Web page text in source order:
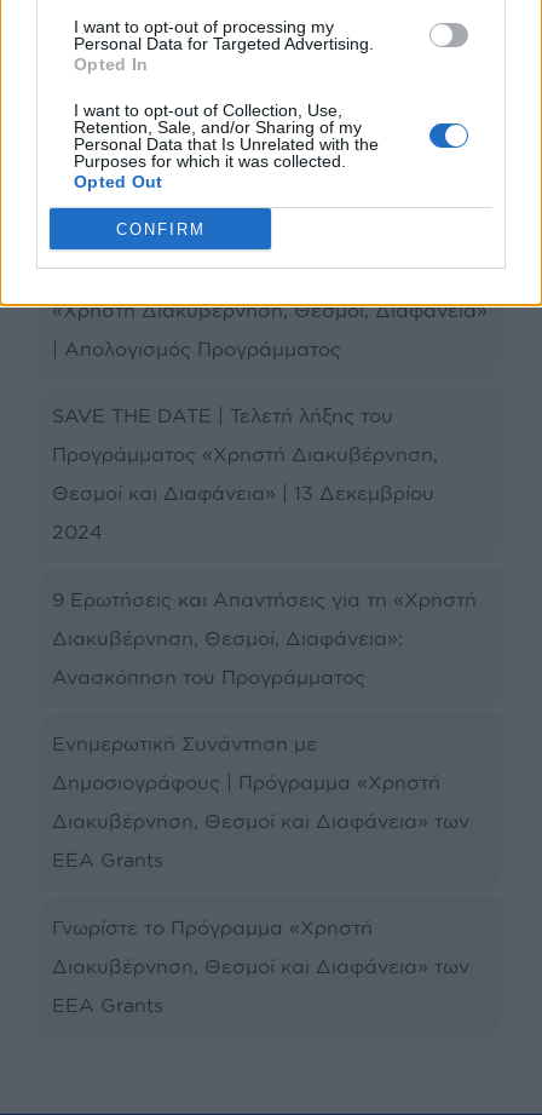
I want to opt-out of processing my
Personal Data for Targeted Advertising.
Opted In
I want to opt-out of Collection, Use,
Retention, Sale, and/or Sharing of my
Personal Data that Is Unrelated with the
Purposes for which it was collected.
Opted Out
CONFIRM
Περισσότερα
Βιβλιοθήκη EEA Grants
Τελευταία Νέα
«Χρηστή Διακυβέρνηση, Θεσμοί, Διαφάνεια»
| Απολογισμός Προγράμματος
SAVE THE DATE | Τελετή λήξης του
Προγράμματος «Χρηστή Διακυβέρνηση,
Θεσμοί και Διαφάνεια» | 13 Δεκεμβρίου
2024
9 Ερωτήσεις και Απαντήσεις για τη «Χρηστή
Διακυβέρνηση, Θεσμοί, Διαφάνεια»:
Ανασκόπηση του Προγράμματος
Ενημερωτική Συνάντηση με
Δημοσιογράφους | Πρόγραμμα «Χρηστή
Διακυβέρνηση, Θεσμοί και Διαφάνεια» των
EEA Grants
Γνωρίστε το Πρόγραμμα «Χρηστή
Διακυβέρνηση, Θεσμοί και Διαφάνεια» των
EEA Grants